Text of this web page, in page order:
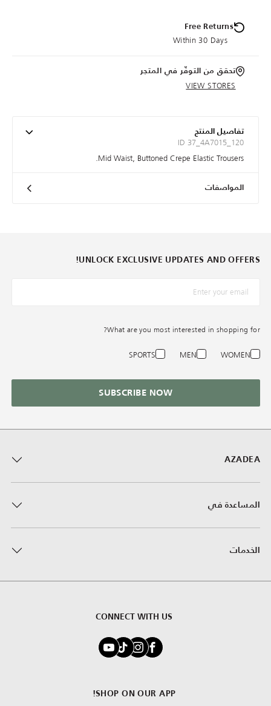
Free Returns
Within 30 Days
تحقق من التوفّر في المتجر
VIEW STORES
تفاصيل المنتج
ID 37_4A7015_120
Mid Waist, Buttoned Crepe Elastic Trousers.
المواصفات
AZADEA
المساعدة في
الخدمات
CONNECT WITH US
SHOP ON OUR APP!
UNLOCK EXCLUSIVE UPDATES AND OFFERS!
*البريد الإلكترونيّ
What are you most interested in shopping for?
WOMEN
MEN
SPORTS
SUBSCRIBE NOW